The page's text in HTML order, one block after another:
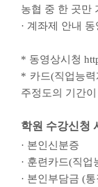
농협 중 한 곳만
· 계좌제 안내 동
* 동영상시청
* 카드(직업능
주정도의 기간
학원 수강신청
· 본인신분증
· 훈련카드(직
· 본인부담금 (